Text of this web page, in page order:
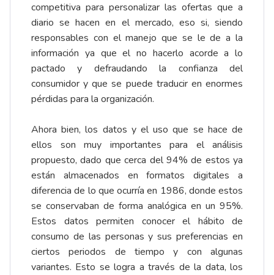
competitiva para personalizar las ofertas que a
diario se hacen en el mercado, eso si, siendo
responsables con el manejo que se le de a la
información ya que el no hacerlo acorde a lo
pactado y defraudando la confianza del
consumidor y que se puede traducir en enormes
pérdidas para la organización.
Ahora bien, los datos y el uso que se hace de
ellos son muy importantes para el análisis
propuesto, dado que cerca del 94% de estos ya
están almacenados en formatos digitales a
diferencia de lo que ocurría en 1986, donde estos
se conservaban de forma analógica en un 95%.
Estos datos permiten conocer el hábito de
consumo de las personas y sus preferencias en
ciertos periodos de tiempo y con algunas
variantes. Esto se logra a través de la data, los